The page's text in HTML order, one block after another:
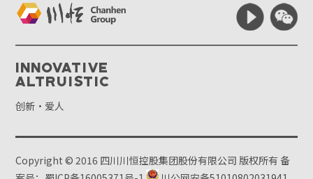
Innovative
Altruistic
创新·爱人
Copyright © 2016 四川川恒控股集团股份有限公司 版权所有备